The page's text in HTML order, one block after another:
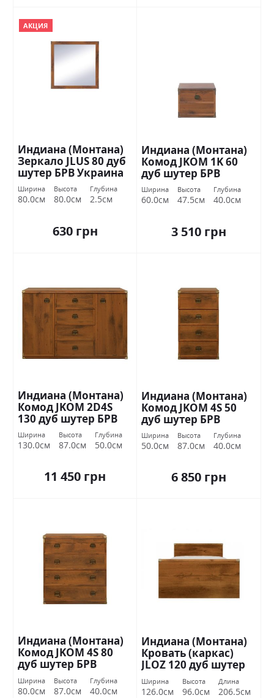
АКЦИЯ
Индиана (Монтана)
Зеркало JLUS 80 дуб
шутер БРВ Украина
Ширина
80.0см
Высота
80.0см
Глубина
2.5см
630 грн
Индиана (Монтана)
Комод JKOM 1K 60
дуб шутер БРВ
Украина
Ширина
60.0см
Высота
47.5см
Глубина
40.0см
3 510 грн
Индиана (Монтана)
Комод JKOM 2D4S
130 дуб шутер БРВ
Украина
Ширина
130.0см
Высота
87.0см
Глубина
50.0см
11 450 грн
Индиана (Монтана)
Комод JKOM 4S 50
дуб шутер БРВ
Украина
Ширина
50.0см
Высота
87.0см
Глубина
40.0см
6 850 грн
Индиана (Монтана)
Комод JKOM 4S 80
дуб шутер БРВ
Украина
Ширина
80.0см
Высота
87.0см
Глубина
40.0см
Индиана (Монтана)
Кровать (каркас)
JLOZ 120 дуб шутер
БРВ Украина
Ширина
126.0см
Высота
96.0см
Длина
206.5см